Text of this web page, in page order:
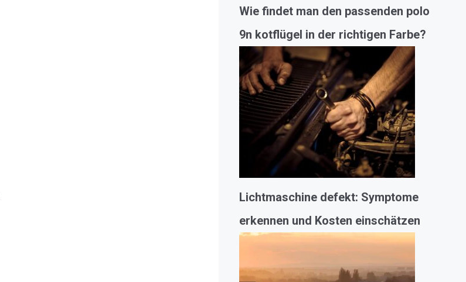
Wie findet man den passenden polo
9n kotflügel in der richtigen Farbe?
Lichtmaschine defekt: Symptome
erkennen und Kosten einschätzen